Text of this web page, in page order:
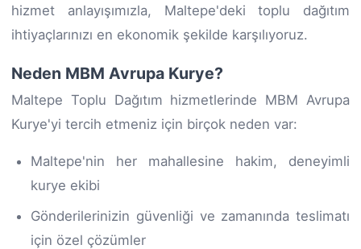
hizmet anlayışımızla, Maltepe'deki toplu dağıtım
ihtiyaçlarınızı en ekonomik şekilde karşılıyoruz.
Neden MBM Avrupa Kurye?
Maltepe Toplu Dağıtım hizmetlerinde MBM Avrupa
Kurye'yi tercih etmeniz için birçok neden var:
Maltepe'nin her mahallesine hakim, deneyimli
kurye ekibi
Gönderilerinizin güvenliği ve zamanında teslimatı
için özel çözümler